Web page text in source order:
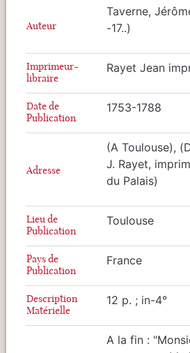
Auteur
Taverne,
-17..)
Imprimeur-
libraire
Rayet Jean
Date de
Publication
1753-1788
Adresse
(A Toulouse),
J. Rayet,
du Palais)
Lieu de
Publication
Toulouse
Pays de
Publication
France
Description
Matérielle
12 p. ; in-4°
A la fin :